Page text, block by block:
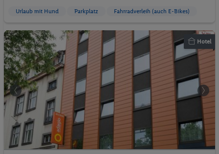
Urlaub mit Hund Parkplatz Fahrradverleih (auch E-Bikes)
Hotel